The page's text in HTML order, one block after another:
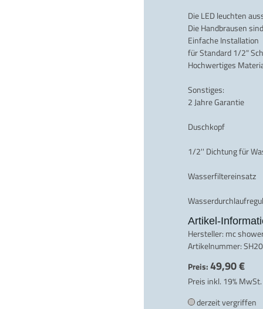
Die LED leuchten
Die Handbrausen
Einfache Installation
für Standard 1/2"
Hochwertiges
Sonstiges:
2 Jahre Garantie
Duschkopf
1/2'' Dichtung für
Wasserfiltereinsatz
Artikel-
Hersteller: mc
Artikelnummer:
Preis:49,90 €
Preis inkl. 19%
derzeit vergriffen